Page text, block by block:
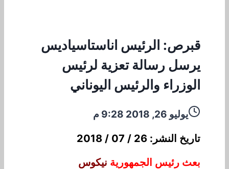
قبرص: الرئيس اناستاسياديس
يرسل رسالة تعزية لرئيس
الوزراء والرئيس اليوناني
يوليو 26, 2018 9:28 م
تاريخ النشر: 26 / 07 / 2018
بعث رئيس الجمهورية نيكوس